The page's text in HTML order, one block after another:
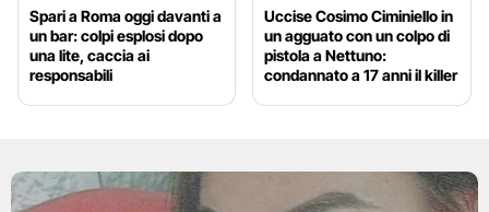
Spari a Roma oggi davanti a
un bar: colpi esplosi dopo
una lite, caccia ai
responsabili
Uccise Cosimo Ciminiello in
un agguato con un colpo di
pistola a Nettuno:
condannato a 17 anni il killer